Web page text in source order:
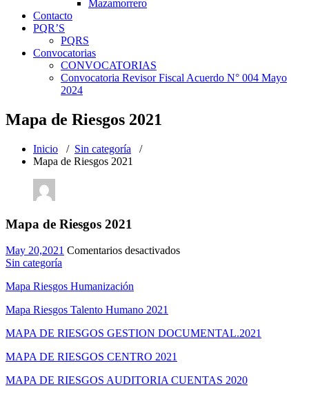
Mazamorrero
Contacto
PQR’S
PQRS
Convocatorias
CONVOCATORIAS
Convocatoria Revisor Fiscal Acuerdo N° 004 Mayo
2024
Mapa de Riesgos 2021
Inicio / Sin categoría /
Mapa de Riesgos 2021
Mapa de Riesgos 2021
May 20,2021 Comentarios desactivadosen
Sin categoría
Mapa Riesgos Humanización
Mapa Riesgos Talento Humano 2021
MAPA DE RIESGOS GESTION DOCUMENTAL.2021
MAPA DE RIESGOS CENTRO 2021
MAPA DE RIESGOS AUDITORIA CUENTAS 2020